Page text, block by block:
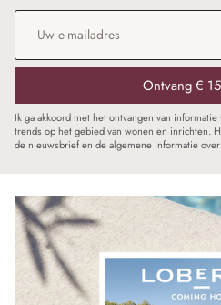
E-mailadres
Ontvang €
Ik ga akkoord met het ontvangen van
trends op het gebied van wonen en inrichten.
de nieuwsbrief en de algemene informatie over